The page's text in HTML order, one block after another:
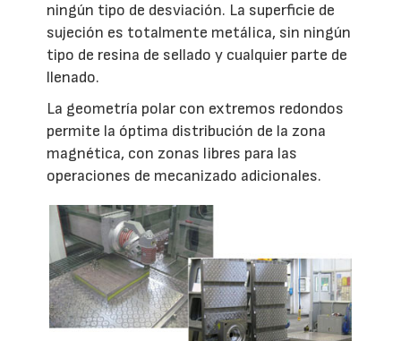
ningún tipo de desviación. La superficie de
sujeción es totalmente metálica, sin ningún
tipo de resina de sellado y cualquier parte de
llenado.
La geometría polar con extremos redondos
permite la óptima distribución de la zona
magnética, con zonas libres para las
operaciones de mecanizado adicionales.